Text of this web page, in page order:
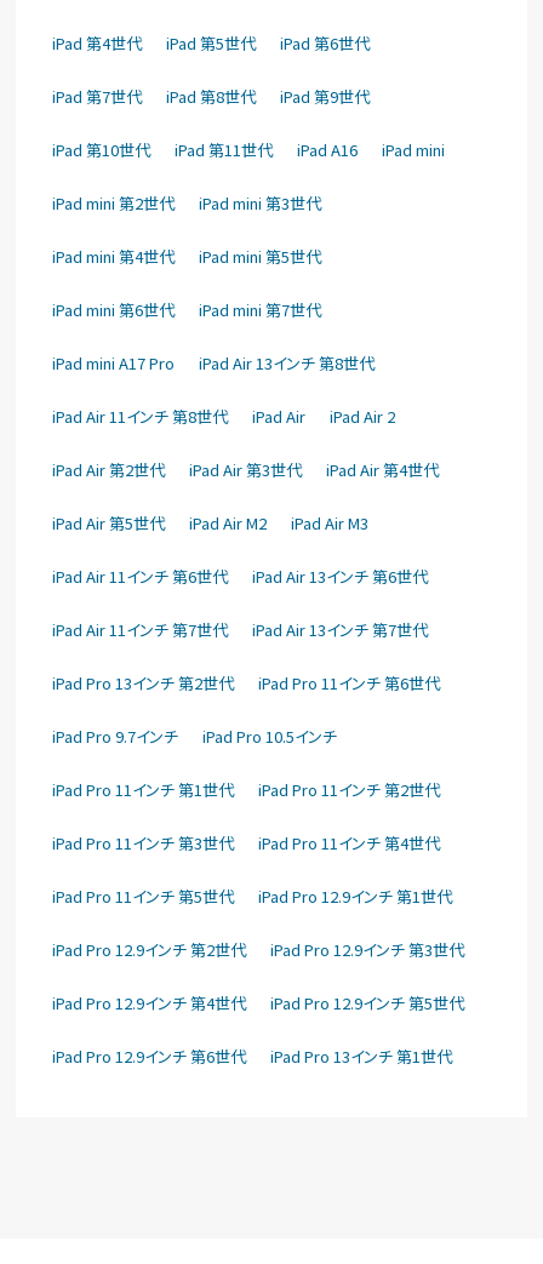
iPad 第4世代 iPad 第5世代 iPad 第6世代
iPad 第7世代 iPad 第8世代 iPad 第9世代
iPad 第10世代 iPad 第11世代 iPad A16 iPad mini
iPad mini 第2世代 iPad mini 第3世代
iPad mini 第4世代 iPad mini 第5世代
iPad mini 第6世代 iPad mini 第7世代
iPad mini A17 Pro iPad Air 13インチ 第8世代
iPad Air 11インチ 第8世代 iPad Air iPad Air 2
iPad Air 第2世代 iPad Air 第3世代 iPad Air 第4世代
iPad Air 第5世代 iPad Air M2 iPad Air M3
iPad Air 11インチ 第6世代 iPad Air 13インチ 第6世代
iPad Air 11インチ 第7世代 iPad Air 13インチ 第7世代
iPad Pro 13インチ 第2世代 iPad Pro 11インチ 第6世代
iPad Pro 9.7インチ iPad Pro 10.5インチ
iPad Pro 11インチ 第1世代 iPad Pro 11インチ 第2世代
iPad Pro 11インチ 第3世代 iPad Pro 11インチ 第4世代
iPad Pro 11インチ 第5世代 iPad Pro 12.9インチ 第1世代
iPad Pro 12.9インチ 第2世代 iPad Pro 12.9インチ 第3世代
iPad Pro 12.9インチ 第4世代 iPad Pro 12.9インチ 第5世代
iPad Pro 12.9インチ 第6世代 iPad Pro 13インチ 第1世代